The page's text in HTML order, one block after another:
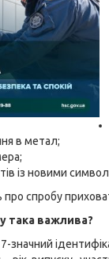
в метал;
із новими
про спробу
така важлива?
значний